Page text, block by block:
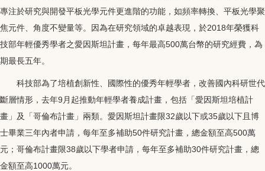
專注於研究與開發平板光學元件更進階的功能，如頻率轉換、平板光學聚
焦元件、角度不變量等。因為在研究領域的卓越表現，於2018年榮獲科
技部年輕優秀學者之愛因斯坦計畫，每年最高500萬台幣的研究經費，為
期最長五年。
科技部為了培植創新性、國際性的優秀年輕學者，改善國內科研世代
斷層情形，去年9月起推動年輕學者養成計畫，包括「愛因斯坦培植計
畫」及「哥倫布計畫」兩類。愛因斯坦計畫限32歲以下或35歲以下且博
士畢業三年內者申請，每年至多補助50件研究計畫，總金額至高500萬
元；哥倫布計畫限38歲以下學者申請，每年至多補助30件研究計畫，總
金額至高1000萬元。